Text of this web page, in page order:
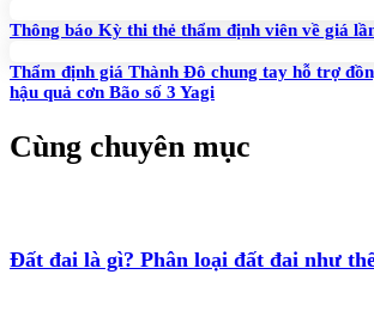
Thông báo Kỳ thi thẻ thẩm định viên về giá
Thẩm định giá Thành Đô chung tay hỗ trợ
hậu quả cơn Bão số 3 Yagi
Cùng chuyên mục
Đất đai là gì? Phân loại đất đai như